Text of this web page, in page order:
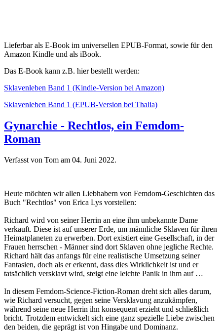
Lieferbar als E-Book im universellen EPUB-Format, sowie für den
Amazon Kindle und als iBook.
Das E-Book kann z.B. hier bestellt werden:
Sklavenleben Band 1 (Kindle-Version bei Amazon)
Sklavenleben Band 1 (EPUB-Version bei Thalia)
Gynarchie - Rechtlos, ein Femdom-
Roman
Verfasst von Tom am 04. Juni 2022.
Heute möchten wir allen Liebhabern von Femdom-Geschichten das
Buch "Rechtlos" von Erica Lys vorstellen:
Richard wird von seiner Herrin an eine ihm unbekannte Dame
verkauft. Diese ist auf unserer Erde, um männliche Sklaven für ihren
Heimatplaneten zu erwerben. Dort existiert eine Gesellschaft, in der
Frauen herrschen - Männer sind dort Sklaven ohne jegliche Rechte.
Richard hält das anfangs für eine realistische Umsetzung seiner
Fantasien, doch als er erkennt, dass dies Wirklichkeit ist und er
tatsächlich versklavt wird, steigt eine leichte Panik in ihm auf …
In diesem Femdom-Science-Fiction-Roman dreht sich alles darum,
wie Richard versucht, gegen seine Versklavung anzukämpfen,
während seine neue Herrin ihn konsequent erzieht und schließlich
bricht. Trotzdem entwickelt sich eine ganz spezielle Liebe zwischen
den beiden, die geprägt ist von Hingabe und Dominanz.